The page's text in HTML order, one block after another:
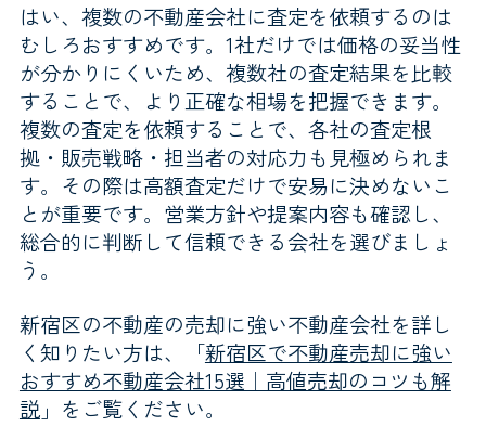
はい、複数の不動産会社に査定を依頼するのは
むしろおすすめです。1社だけでは価格の妥当性
が分かりにくいため、複数社の査定結果を比較
することで、より正確な相場を把握できます。
複数の査定を依頼することで、各社の査定根
拠・販売戦略・担当者の対応力も見極められま
す。その際は高額査定だけで安易に決めないこ
とが重要です。営業方針や提案内容も確認し、
総合的に判断して信頼できる会社を選びましょ
う。
新宿区の不動産の売却に強い不動産会社を詳し
く知りたい方は、「新宿区で不動産売却に強い
おすすめ不動産会社15選｜高値売却のコツも解
説」をご覧ください。